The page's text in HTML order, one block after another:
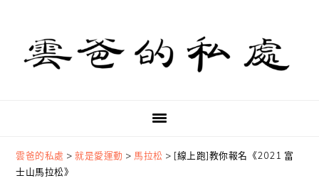
primary
navigation
content
primary
sidebar
雲爸的私處 >就是愛運動 > 馬拉松 > [線上跑]教你報名《2021 富
士山馬拉松》